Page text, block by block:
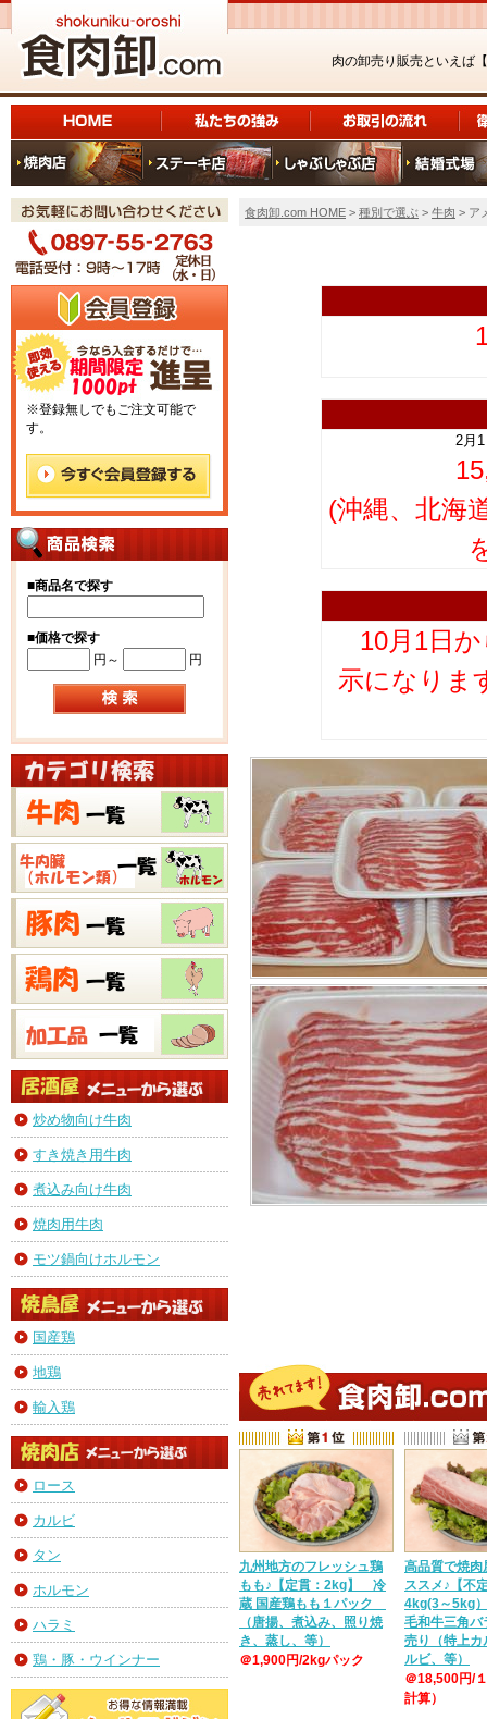
肉の卸売り販売といえば【
※登録無しでもご注文可能で
す。
■商品名で探す
■価格で探す
円～
円
炒め物向け牛肉
すき焼き用牛肉
煮込み向け牛肉
焼肉用牛肉
モツ鍋向けホルモン
国産鶏
地鶏
輸入鶏
ロース
カルビ
タン
ホルモン
ハラミ
鶏・豚・ウインナー
食肉卸.com HOME > 種別で選ぶ > 牛肉 > ア
2月
(沖縄、北海
10月1日
示になりま
九州地方のフレッシュ鶏
もも♪【定貫：2kg】 冷
蔵 国産鶏もも１パック
（唐揚、煮込み、照り焼
き、蒸し、等）
＠1,900円/2kgパック
高品質で焼肉
ススメ♪【不
4kg(3～5kg
毛和牛三角バ
売り（特上カ
ルビ、等）
＠18,500円/
計算）